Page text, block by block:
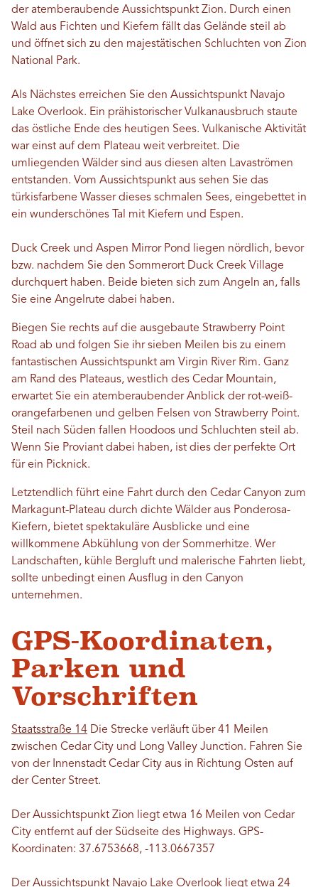
der atemberaubende Aussichtspunkt Zion. Durch einen
Wald aus Fichten und Kiefern fällt das Gelände steil ab
und öffnet sich zu den majestätischen Schluchten von Zion
National Park.
Als Nächstes erreichen Sie den Aussichtspunkt Navajo
Lake Overlook. Ein prähistorischer Vulkanausbruch staute
das östliche Ende des heutigen Sees. Vulkanische Aktivität
war einst auf dem Plateau weit verbreitet. Die
umliegenden Wälder sind aus diesen alten Lavaströmen
entstanden. Vom Aussichtspunkt aus sehen Sie das
türkisfarbene Wasser dieses schmalen Sees, eingebettet in
ein wunderschönes Tal mit Kiefern und Espen.
Duck Creek und Aspen Mirror Pond liegen nördlich, bevor
bzw. nachdem Sie den Sommerort Duck Creek Village
durchquert haben. Beide bieten sich zum Angeln an, falls
Sie eine Angelrute dabei haben.
Biegen Sie rechts auf die ausgebaute Strawberry Point
Road ab und folgen Sie ihr sieben Meilen bis zu einem
fantastischen Aussichtspunkt am Virgin River Rim. Ganz
am Rand des Plateaus, westlich des Cedar Mountain,
erwartet Sie ein atemberaubender Anblick der rot-weiß-
orangefarbenen und gelben Felsen von Strawberry Point.
Steil nach Süden fallen Hoodoos und Schluchten steil ab.
Wenn Sie Proviant dabei haben, ist dies der perfekte Ort
für ein Picknick.
Letztendlich führt eine Fahrt durch den Cedar Canyon zum
Markagunt-Plateau durch dichte Wälder aus Ponderosa-
Kiefern, bietet spektakuläre Ausblicke und eine
willkommene Abkühlung von der Sommerhitze. Wer
Landschaften, kühle Bergluft und malerische Fahrten liebt,
sollte unbedingt einen Ausflug in den Canyon
unternehmen.
GPS-Koordinaten,
Parken und
Vorschriften
Staatsstraße 14 Die Strecke verläuft über 41 Meilen
zwischen Cedar City und Long Valley Junction. Fahren Sie
von der Innenstadt Cedar City aus in Richtung Osten auf
der Center Street.
Der Aussichtspunkt Zion liegt etwa 16 Meilen von Cedar
City entfernt auf der Südseite des Highways. GPS-
Koordinaten: 37.6753668, -113.0667357
Der Aussichtspunkt Navajo Lake Overlook liegt etwa 24